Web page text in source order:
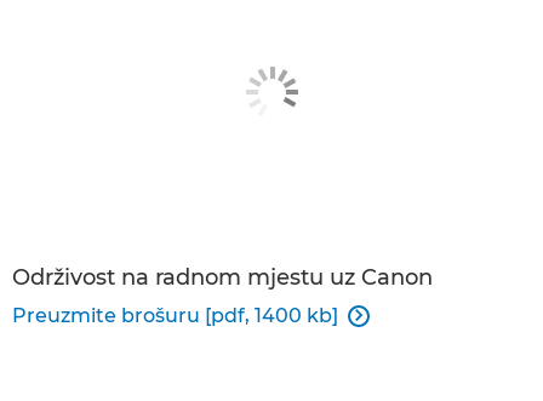
Održivost na radnom mjestu uz Canon
Preuzmite brošuru [pdf, 1400 kb] 